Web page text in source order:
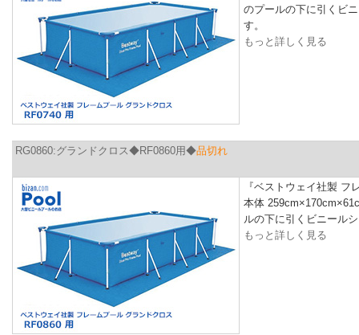
のプールの下に引くビ
す。
もっと詳しく見る
RG0860:グランドクロス◆RF0860用◆品切れ
『ベストウェイ社製 フ
本体
ルの下に引くビニール
もっと詳しく見る